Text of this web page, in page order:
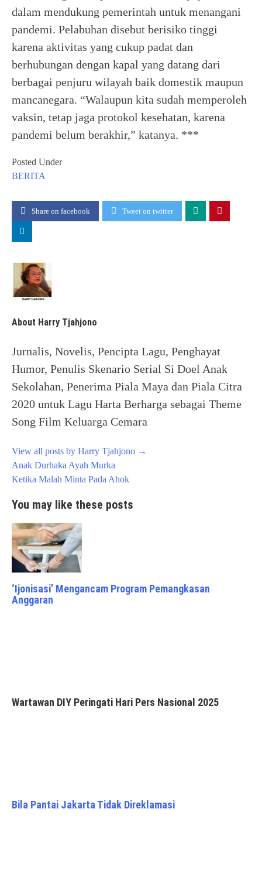
dalam mendukung pemerintah untuk menangani
pandemi. Pelabuhan disebut berisiko tinggi
karena aktivitas yang cukup padat dan
berhubungan dengan kapal yang datang dari
berbagai penjuru wilayah baik domestik maupun
mancanegara. “Walaupun kita sudah memperoleh
vaksin, tetap jaga protokol kesehatan, karena
pandemi belum berakhir,” katanya. ***
Posted Under
BERITA
Share on facebook Tweet on twitter
About Harry Tjahjono
Jurnalis, Novelis, Pencipta Lagu, Penghayat
Humor, Penulis Skenario Serial Si Doel Anak
Sekolahan, Penerima Piala Maya dan Piala Citra
2020 untuk Lagu Harta Berharga sebagai Theme
Song Film Keluarga Cemara
View all posts by Harry Tjahjono →
Post
navigation
Anak Durhaka Ayah Murka
Ketika Malah Minta Pada Ahok
You may like these posts
‘Ijonisasi’ Mengancam Program Pemangkasan
Anggaran
Wartawan DIY Peringati Hari Pers Nasional 2025
Bila Pantai Jakarta Tidak Direklamasi